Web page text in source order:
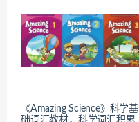
《Amazing Science》科学基
础词汇教材，科学词汇积累